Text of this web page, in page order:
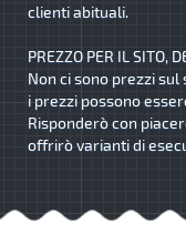
clienti abituali.
PREZZO PER IL SITO,
Non ci sono prezzi
i prezzi possono
Risponderò con
offrirò varianti di